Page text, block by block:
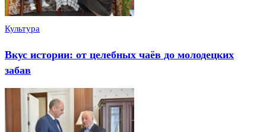
Культура
Вкус истории: от целебных чаёв до молодецких
забав